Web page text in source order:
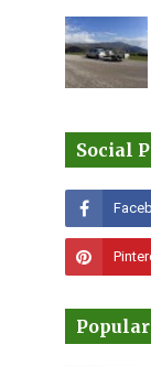
Social